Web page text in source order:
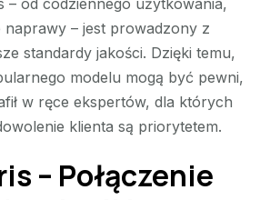
naprawy – jest prowadzony z
standardy jakości. Dzięki temu,
modelu mogą być pewni,
w ręce ekspertów, dla których
klienta są priorytetem.
– Połączenie